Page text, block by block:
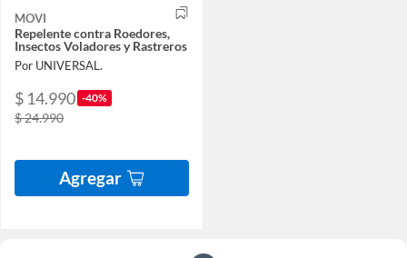
MOVI
Repelente contra Roedores,
Insectos Voladores y Rastreros
Por UNIVERSAL.
$ 14.990 -40%
$ 24.990
Agregar